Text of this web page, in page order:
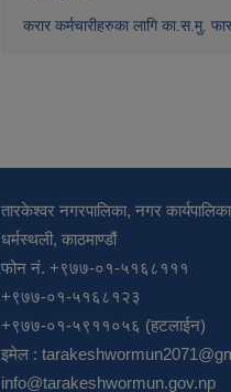
करार कर्मचारीहरुका लागि का.स.मु.
तारकेश्वर नगरपालिका, नगर
धर्मस्थली, काठमाण्डौं
फोन नं. +९७७-०१-५१६८१११
+९७७-०१-५१६८१२३
+९७७-०१-५९११०५६ (हटलाईन)
इमेल :
info@tarakeshwormun.gov.np